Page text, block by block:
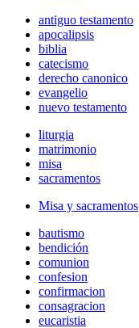
antiguo testamento
apocalipsis
biblia
catecismo
derecho canonico
evangelio
nuevo testamento
liturgia
matrimonio
misa
sacramentos
Misa y sacramentos
bautismo
bendición
comunion
confesion
confirmacion
consagracion
eucaristia